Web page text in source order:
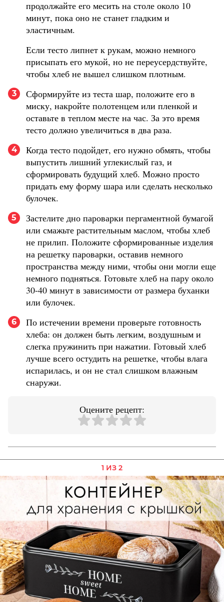
продолжайте его месить на столе около 10
минут, пока оно не станет гладким и
эластичным.
Если тесто липнет к рукам, можно немного
присыпать его мукой, но не переусердствуйте,
чтобы хлеб не вышел слишком плотным.
3
Сформируйте из теста шар, положите его в
миску, накройте полотенцем или пленкой и
оставьте в теплом месте на час. За это время
тесто должно увеличиться в два раза.
4
Когда тесто подойдет, его нужно обмять, чтобы
выпустить лишний углекислый газ, и
сформировать будущий хлеб. Можно просто
придать ему форму шара или сделать несколько
булочек.
5
Застелите дно пароварки пергаментной бумагой
или смажьте растительным маслом, чтобы хлеб
не прилип. Положите сформированные изделия
на решетку пароварки, оставив немного
пространства между ними, чтобы они могли еще
немного подняться. Готовьте хлеб на пару около
30-40 минут в зависимости от размера буханки
или булочек.
6
По истечении времени проверьте готовность
хлеба: он должен быть легким, воздушным и
слегка пружинить при нажатии. Готовый хлеб
лучше всего остудить на решетке, чтобы влага
испарилась, и он не стал слишком влажным
снаружи.
Оцените рецепт:
1 ИЗ 2